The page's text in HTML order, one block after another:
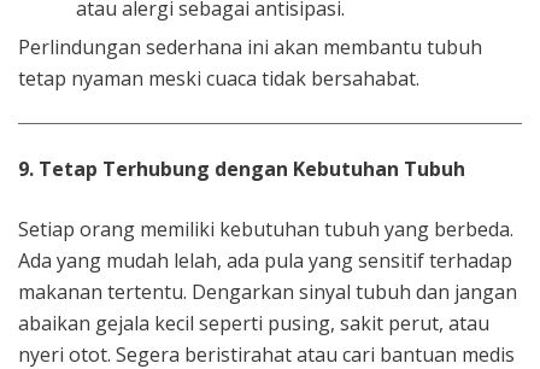
atau alergi sebagai antisipasi.
Perlindungan sederhana ini akan membantu tubuh
tetap nyaman meski cuaca tidak bersahabat.
9. Tetap Terhubung dengan Kebutuhan Tubuh
Setiap orang memiliki kebutuhan tubuh yang berbeda.
Ada yang mudah lelah, ada pula yang sensitif terhadap
makanan tertentu. Dengarkan sinyal tubuh dan jangan
abaikan gejala kecil seperti pusing, sakit perut, atau
nyeri otot. Segera beristirahat atau cari bantuan medis